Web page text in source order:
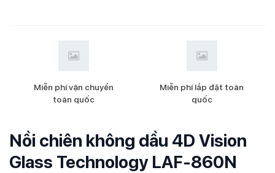
Miễn phí vận chuyển
toàn quốc
Miễn phí lắp đặt toàn
quốc
Nồi chiên không dầu 4D Vision
Glass Technology LAF-860N